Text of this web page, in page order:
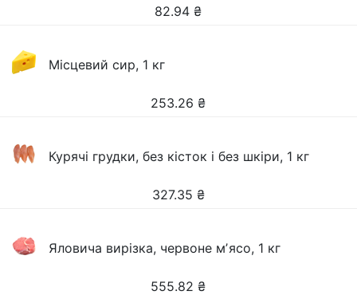
82.94 ₴
Місцевий сир, 1 кг
253.26 ₴
Курячі грудки, без кісток і без шкіри, 1 кг
327.35 ₴
Яловича вирізка, червоне мʼясо, 1 кг
555.82 ₴